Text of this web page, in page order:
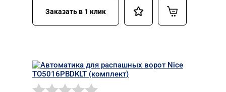
Заказать в 1 клик